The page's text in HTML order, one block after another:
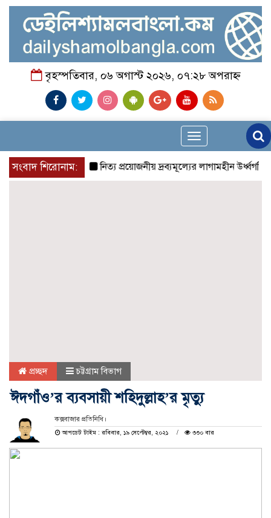
বৃহস্পতিবার, ০৬ অগাস্ট ২০২৬, ০৭:২৮ অপরাহ্ন
Toggle
navigation
সংবাদ শিরোনাম:
নিত্য প্রয়োজনীয় দ্রব্যমূল্যের লাগামহীন উর্ধ্বগতির
প্রচ্ছদ চট্টগ্রাম বিভাগ
ঈদগাঁও’র ব্যবসায়ী শহিদুল্লাহ’র মৃত্যু
কক্সবাজার প্রতিনিধি।
আপডেট টাইম : রবিবার, ১৯ সেপ্টেম্বর, ২০২১
৩৩০ বার